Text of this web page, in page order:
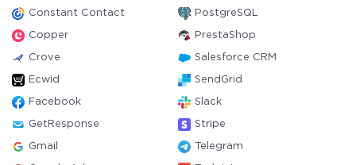
Constant Contact PostgreSQL
Copper PrestaShop
Crove Salesforce CRM
Ecwid SendGrid
Facebook Slack
GetResponse Stripe
Gmail Telegram